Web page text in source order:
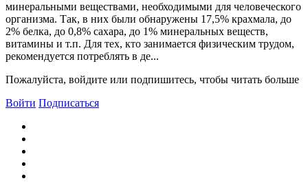
минеральными веществами, необходимыми для человеческого
организма. Так, в них были обнаружены 17,5% крахмала, до
2% белка, до 0,8% сахара, до 1% минеральных веществ,
витамины и т.п. Для тех, кто занимается физическим трудом,
рекомендуется потреблять в де...
Пожалуйста, войдите или подпишитесь, чтобы читать больше
Войти Подписаться